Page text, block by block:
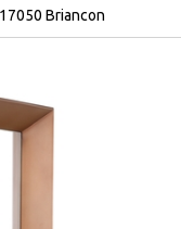
Briancon